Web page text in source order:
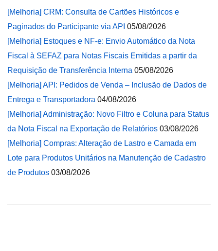
[Melhoria] CRM: Consulta de Cartões Históricos e
Paginados do Participante via API 05/08/2026
[Melhoria] Estoques e NF-e: Envio Automático da Nota
Fiscal à SEFAZ para Notas Fiscais Emitidas a partir da
Requisição de Transferência Interna 05/08/2026
[Melhoria] API: Pedidos de Venda – Inclusão de Dados de
Entrega e Transportadora 04/08/2026
[Melhoria] Administração: Novo Filtro e Coluna para Status
da Nota Fiscal na Exportação de Relatórios 03/08/2026
[Melhoria] Compras: Alteração de Lastro e Camada em
Lote para Produtos Unitários na Manutenção de Cadastro
de Produtos 03/08/2026